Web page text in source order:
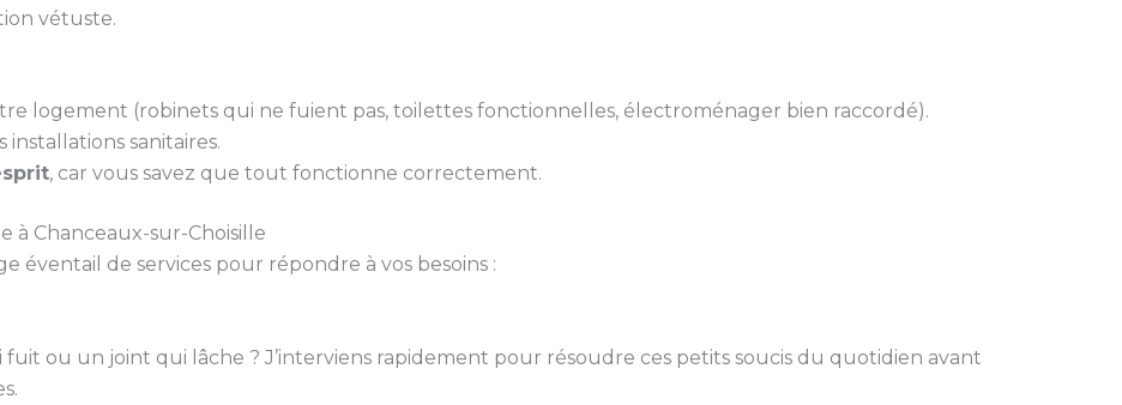
vétuste.
logement (robinets qui ne fuient pas, toilettes fonctionnelles, électroménager bien raccordé).
installations sanitaires.
, car vous savez que tout fonctionne correctement.
à Chanceaux-sur-Choisille
éventail de services pour répondre à vos besoins :
ou un joint qui lâche ? J’interviens rapidement pour résoudre ces petits soucis du quotidien avant